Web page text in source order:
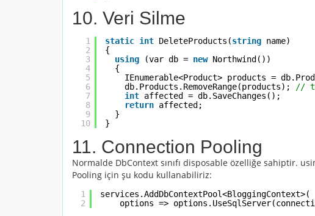
10. Veri Silme
1
2
3
4
5
6
7
8
9
10
static int DeleteProducts(string name)
{
using
(var db = new Northwind())
{
IEnumerable<Product> products =
db.Products.RemoveRange(products);
//
int affected = db.SaveChanges();
return affected;
}
}
11. Connection Pooling
Normalde DbContext sınıfı disposable özelliğe sahiptir.
Pooling için şu kodu kullanabiliriz:
1
2
services.AddDbContextPool<BloggingContext>(
options =>